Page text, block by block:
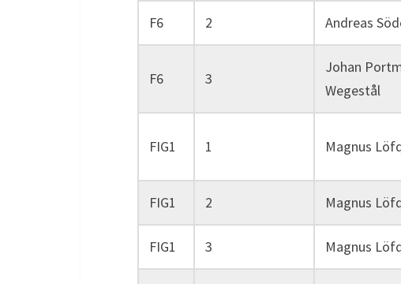
F6 2 Andreas
F6 3
Johan
Wegestål
FIG1 1 Magnus
FIG1 2 Magnus
FIG1 3 Magnus